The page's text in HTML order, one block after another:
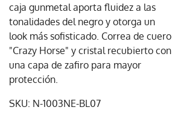
caja gunmetal aporta fluidez a las
tonalidades del negro y otorga un
look más sofisticado. Correa de cuero
"Crazy Horse" y cristal recubierto con
una capa de zafiro para mayor
protección.
SKU: N-1003NE-BL07